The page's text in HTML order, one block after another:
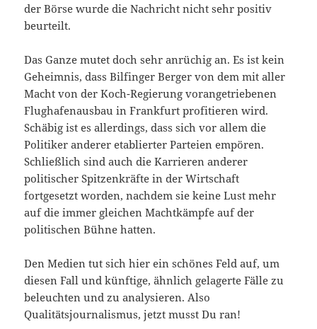
der Börse wurde die Nachricht nicht sehr positiv
beurteilt.
Das Ganze mutet doch sehr anrüchig an. Es ist kein
Geheimnis, dass Bilfinger Berger von dem mit aller
Macht von der Koch-Regierung vorangetriebenen
Flughafenausbau in Frankfurt profitieren wird.
Schäbig ist es allerdings, dass sich vor allem die
Politiker anderer etablierter Parteien empören.
Schließlich sind auch die Karrieren anderer
politischer Spitzenkräfte in der Wirtschaft
fortgesetzt worden, nachdem sie keine Lust mehr
auf die immer gleichen Machtkämpfe auf der
politischen Bühne hatten.
Den Medien tut sich hier ein schönes Feld auf, um
diesen Fall und künftige, ähnlich gelagerte Fälle zu
beleuchten und zu analysieren. Also
Qualitätsjournalismus, jetzt musst Du ran!